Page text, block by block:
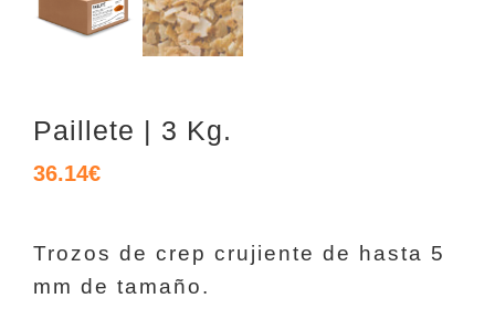
Paillete | 3 Kg.
36.14€
Trozos de crep crujiente de hasta 5
mm de tamaño.